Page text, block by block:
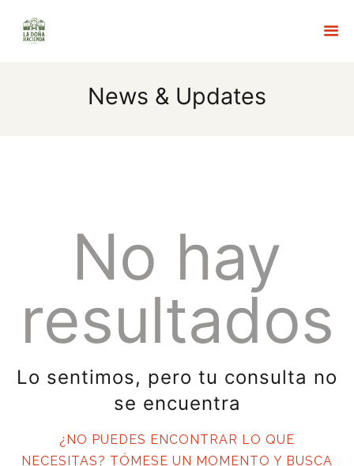
News & Updates
RESERVAS
GALERÍA
TURISMO Y NOVEDADES
FAQS
CONTÁCTANOS
DENUNCIA
No hay
resultados
Lo sentimos, pero tu consulta no
se encuentra
¿NO PUEDES ENCONTRAR LO QUE
NECESITAS? TÓMESE UN MOMENTO Y BUSCA